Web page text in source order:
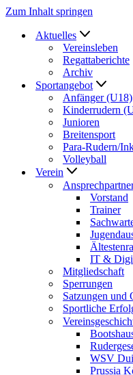
Zum Inhalt springen
Aktuelles
Vereinsleben
Regattaberichte
Archiv
Sportangebot
Anfänger (U18)
Kinderrudern
Junioren
Breitensport
Para-Rudern/
Volleyball
Verein
Vorstand
Trainer
IT &
Mitgliedschaft
Sperrungen
Satzungen und
Sportliche
WSV
Prussia